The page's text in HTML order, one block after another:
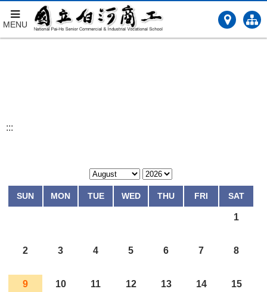
跳
MENU
:::
SUN MON TUE WED THU FRI SAT
1
2 3 4 5 6 7 8
9 10 11 12 13 14 15